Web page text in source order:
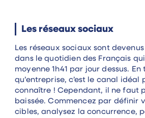
Les réseaux sociaux
Les réseaux sociaux sont
dans le quotidien des Français
moyenne 1h41 par jour dessus. En
qu’entreprise, c’est le canal idéal
connaître ! Cependant, il ne faut
baissée. Commencez par définir
cibles, analysez la concurrence,